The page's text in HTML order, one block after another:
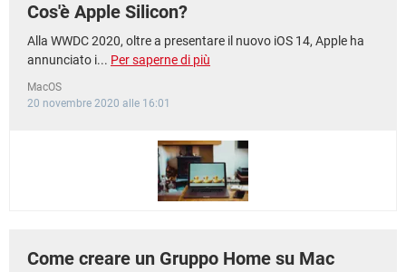
Cos'è Apple Silicon?
Alla WWDC 2020, oltre a presentare il nuovo iOS 14, Apple ha
annunciato i... Per saperne di più
MacOS
20 novembre 2020 alle 16:01
Come creare un Gruppo Home su Mac